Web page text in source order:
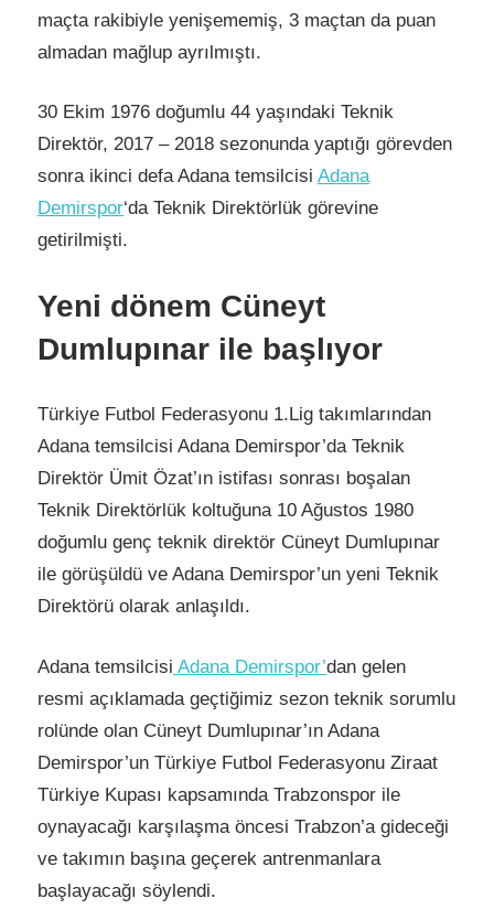
maçta rakibiyle yenişememiş, 3 maçtan da puan
almadan mağlup ayrılmıştı.
30 Ekim 1976 doğumlu 44 yaşındaki Teknik
Direktör, 2017 – 2018 sezonunda yaptığı görevden
sonra ikinci defa Adana temsilcisi Adana
Demirspor‘da Teknik Direktörlük görevine
getirilmişti.
Yeni dönem Cüneyt
Dumlupınar ile başlıyor
Türkiye Futbol Federasyonu 1.Lig takımlarından
Adana temsilcisi Adana Demirspor’da Teknik
Direktör Ümit Özat’ın istifası sonrası boşalan
Teknik Direktörlük koltuğuna 10 Ağustos 1980
doğumlu genç teknik direktör Cüneyt Dumlupınar
ile görüşüldü ve Adana Demirspor’un yeni Teknik
Direktörü olarak anlaşıldı.
Adana temsilcisi Adana Demirspor’dan gelen
resmi açıklamada geçtiğimiz sezon teknik sorumlu
rolünde olan Cüneyt Dumlupınar’ın Adana
Demirspor’un Türkiye Futbol Federasyonu Ziraat
Türkiye Kupası kapsamında Trabzonspor ile
oynayacağı karşılaşma öncesi Trabzon’a gideceği
ve takımın başına geçerek antrenmanlara
başlayacağı söylendi.